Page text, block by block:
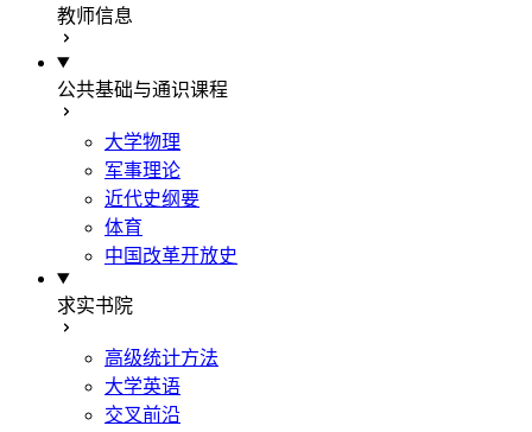
教师信息
公共基础与通识课程
大学物理
军事理论
近代史纲要
体育
中国改革开放史
求实书院
高级统计方法
大学英语
交叉前沿